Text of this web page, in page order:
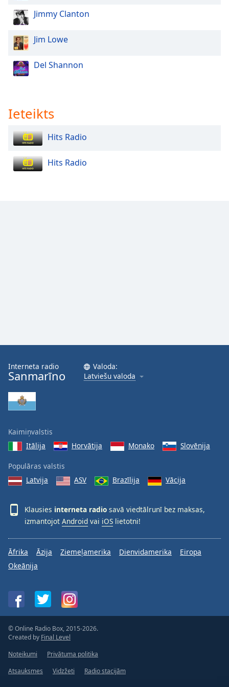
Opacity
Caption
Area
Background
Color
Font
Size
dialog
Jimmy Clanton
Jim Lowe
Del Shannon
Ieteikts
Hits Radio
Hits Radio
Interneta radio
Sanmarīno
Valoda:
Latviešu valoda
Kaimiņvalstis
Itālija
Horvātija Monako Slovēnija
Populāras valstis
Latvija
ASV Brazīlija Vācija
Klausies interneta radio savā viedtālrunī bez maksas,
izmantojot Android vai iOS lietotni!
Āfrika Āzija Ziemeļamerika Dienvidamerika
Eiropa
Okeānija
© Online Radio Box, 2015-2026.
Created by Final Level
Noteikumi
Privātuma politika
Atsauksmes
Vidzžeti Radio stacijām